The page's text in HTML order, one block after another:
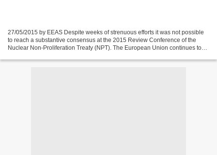
27/05/2015 by EEAS Despite weeks of strenuous efforts it was not possible
to reach a substantive consensus at the 2015 Review Conference of the
Nuclear Non-Proliferation Treaty (NPT). The European Union continues to